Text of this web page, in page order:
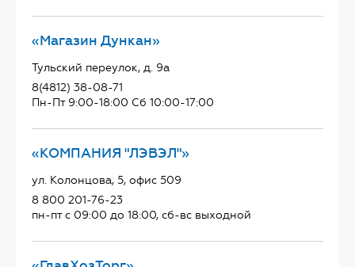
«Магазин Дункан»
Тульский переулок, д. 9а
8(4812) 38-08-71
Пн-Пт 9:00-18:00 Сб 10:00-17:00
«КОМПАНИЯ "ЛЭВЭЛ"»
ул. Колонцова, 5, офис 509
8 800 201-76-23
пн-пт с 09:00 до 18:00, сб-вс выходной